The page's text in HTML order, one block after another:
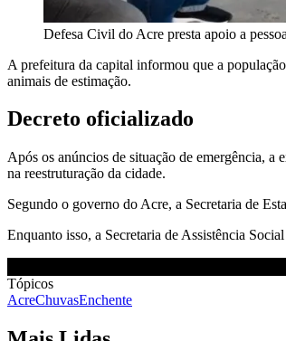
Defesa Civil do Acre presta apoio a
A prefeitura da capital informou que a
animais de estimação.
Decreto oficializado
Após os anúncios de situação de emergência, a
na reestruturação da cidade.
Segundo o governo do Acre, a Secretaria de
Enquanto isso, a Secretaria de Assistência
Tópicos
AcreChuvasEnchente